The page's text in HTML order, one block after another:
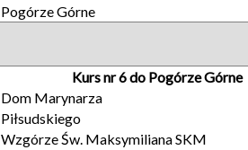
Pogórze Górne
Kurs nr 6 do Pogórze Górne
Dom Marynarza
Piłsudskiego
Wzgórze Św. Maksymiliana SKM